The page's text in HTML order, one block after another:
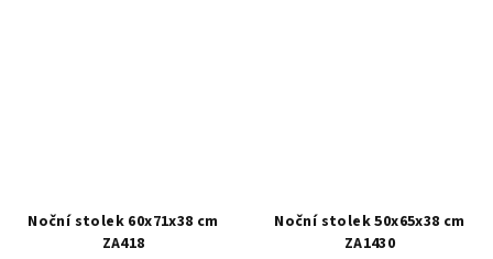
Noční stolek 60x71x38 cm
ZA418
Noční stolek 50x65x38 cm
ZA1430